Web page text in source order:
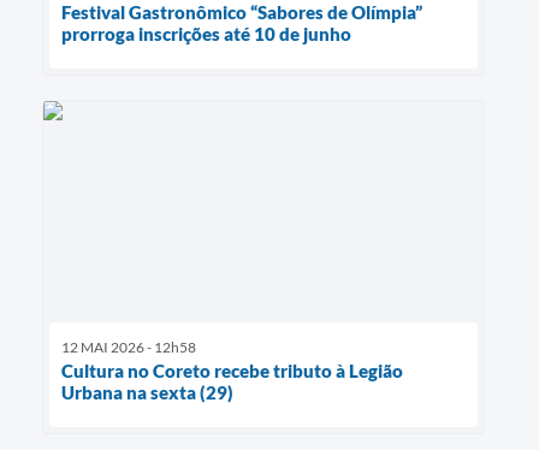
Festival Gastronômico “Sabores de Olímpia”
prorroga inscrições até 10 de junho
12 MAI 2026 - 12h58
Cultura no Coreto recebe tributo à Legião
Urbana na sexta (29)